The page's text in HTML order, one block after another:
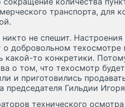
транспорта, для
не спешит.
добровольном техосмотре
то конкретики.
о том, что техосмотр будет
и приготовились
Гильдии
технического